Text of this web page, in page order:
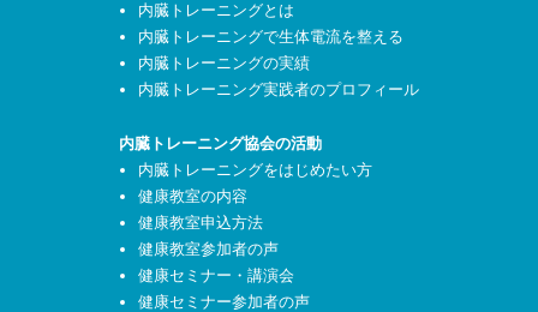
内臓トレーニングとは
内臓トレーニングで生体電流を整える
内臓トレーニングの実績
内臓トレーニング実践者のプロフィール
内臓トレーニング協会の活動
内臓トレーニングをはじめたい方
健康教室の内容
健康教室申込方法
健康教室参加者の声
健康セミナー・講演会
健康セミナー参加者の声